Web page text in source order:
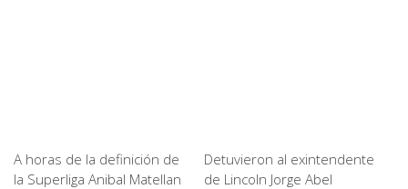
A horas de la definición de
la Superliga Anibal Matellan
Detuvieron al exintendente
de Lincoln Jorge Abel